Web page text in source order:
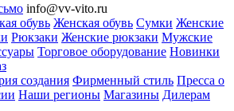
info@vv-vito.ru
обувь Женская обувь Сумки Женские
Рюкзаки Женские рюкзаки Мужские
Торговое оборудование Новинки
создания Фирменный стиль Пресса о
Наши регионы Магазины Дилерам